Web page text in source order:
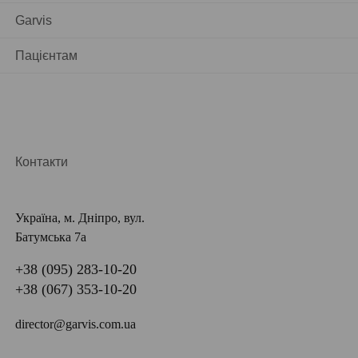
Garvis
Пацієнтам
Контакти
Україна, м. Дніпро, вул.
Батумська 7а
+38 (095) 283-10-20
+38 (067) 353-10-20
director@garvis.com.ua